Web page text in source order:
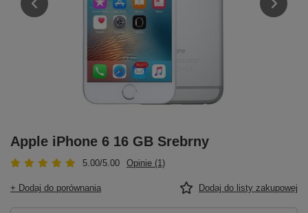
Apple iPhone 6 16 GB Srebrny
5.00/5.00 Opinie (1)
+ Dodaj do porównania Dodaj do listy zakupowej